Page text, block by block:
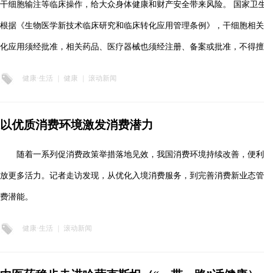
干细胞输注等临床操作，给大众身体健康和财产安全带来风险。 国家卫
根据《生物医学新技术临床研究和临床转化应用管理条例》，干细胞相
化应用须经批准，相关药品、医疗器械也须经注册、备案或批准，不得
健康·生活 健康 滚动新闻
以优质消费环境激发消费潜力
随着一系列促消费政策举措落地见效，我国消费环境持续改善，便
放更多活力。记者走访发现，从优化入境消费服务，到完善消费新业态
费潜能。
健康·生活 滚动新闻